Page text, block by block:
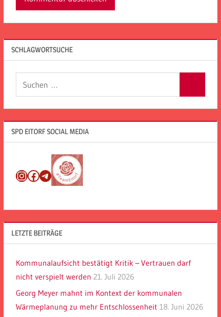
SCHLAGWORTSUCHE
SPD EITORF SOCIAL MEDIA
Instagram
Facebook
Telegram
LETZTE BEITRÄGE
Kommunalaufsicht bestätigt Kritik – Vertrauen darf
nicht verspielt werden 21. Juli 2026
Georg Meyer mahnt im Kontext der kommunalen
Wärmeplanung zu mehr Entschlossenheit 18. Juni 2026